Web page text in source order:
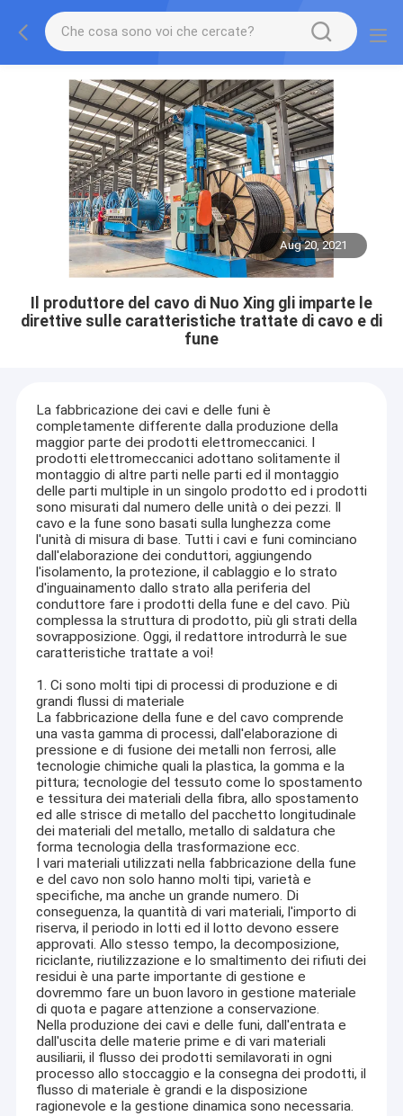
Aug 20, 2021
Il produttore del cavo di Nuo Xing gli imparte le
direttive sulle caratteristiche trattate di cavo e di
fune
La fabbricazione dei cavi e delle funi è
completamente differente dalla produzione della
maggior parte dei prodotti elettromeccanici. I
prodotti elettromeccanici adottano solitamente il
montaggio di altre parti nelle parti ed il montaggio
delle parti multiple in un singolo prodotto ed i prodotti
sono misurati dal numero delle unità o dei pezzi. Il
cavo e la fune sono basati sulla lunghezza come
l'unità di misura di base. Tutti i cavi e funi cominciano
dall'elaborazione dei conduttori, aggiungendo
l'isolamento, la protezione, il cablaggio e lo strato
d'inguainamento dallo strato alla periferia del
conduttore fare i prodotti della fune e del cavo. Più
complessa la struttura di prodotto, più gli strati della
sovrapposizione. Oggi, il redattore introdurrà le sue
caratteristiche trattate a voi!
1. Ci sono molti tipi di processi di produzione e di
grandi flussi di materiale
La fabbricazione della fune e del cavo comprende
una vasta gamma di processi, dall'elaborazione di
pressione e di fusione dei metalli non ferrosi, alle
tecnologie chimiche quali la plastica, la gomma e la
pittura; tecnologie del tessuto come lo spostamento
e tessitura dei materiali della fibra, allo spostamento
ed alle strisce di metallo del pacchetto longitudinale
dei materiali del metallo, metallo di saldatura che
forma tecnologia della trasformazione ecc.
I vari materiali utilizzati nella fabbricazione della fune
e del cavo non solo hanno molti tipi, varietà e
specifiche, ma anche un grande numero. Di
conseguenza, la quantità di vari materiali, l'importo di
riserva, il periodo in lotti ed il lotto devono essere
approvati. Allo stesso tempo, la decomposizione,
riciclante, riutilizzazione e lo smaltimento dei rifiuti dei
residui è una parte importante di gestione e
dovremmo fare un buon lavoro in gestione materiale
di quota e pagare attenzione a conservazione.
Nella produzione dei cavi e delle funi, dall'entrata e
dall'uscita delle materie prime e di vari materiali
ausiliarii, il flusso dei prodotti semilavorati in ogni
processo allo stoccaggio e la consegna dei prodotti, il
flusso di materiale è grandi e la disposizione
ragionevole e la gestione dinamica sono necessaria.